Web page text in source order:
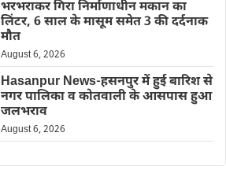
भरभराकर गिरा निर्माणाधीन मकान का
लिंटर, 6 साल के मासूम समेत 3 की दर्दनाक
मौत
August 6, 2026
Hasanpur News-हसनपुर में हुई बारिश से
नगर पालिका व कोतवाली के आसपास हुआ
जलभराव
August 6, 2026